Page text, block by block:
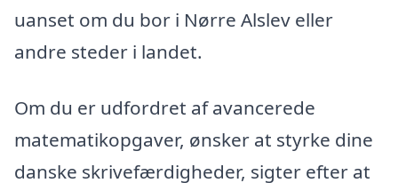
uanset om du bor i Nørre Alslev eller
andre steder i landet.
Om du er udfordret af avancerede
matematikopgaver, ønsker at styrke dine
danske skrivefærdigheder, sigter efter at